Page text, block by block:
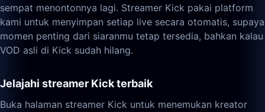
sempat menontonnya lagi. Streamer Kick pakai platform
kami untuk menyimpan setiap live secara otomatis, supaya
momen penting dari siaranmu tetap tersedia, bahkan kalau
VOD asli di Kick sudah hilang.
Jelajahi streamer Kick terbaik
Buka halaman streamer Kick untuk menemukan kreator